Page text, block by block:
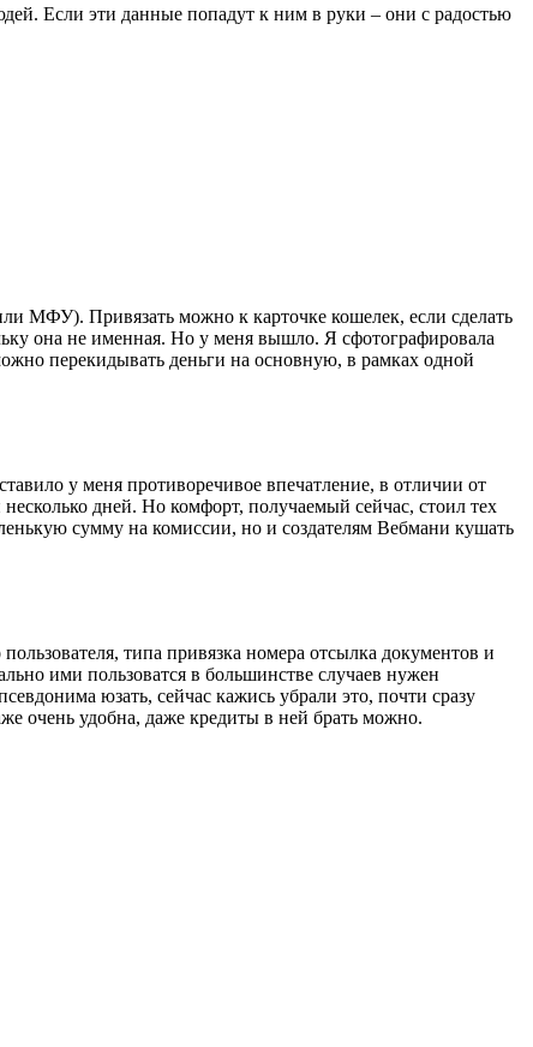
Если эти данные попадут к ним в руки – они с радостью
МФУ). Привязать можно к карточке кошелек, если сделать
она не именная. Но у меня вышло. Я сфотографировала
перекидывать деньги на основную, в рамках одной
у меня противоречивое впечатление, в отличии от
дней. Но комфорт, получаемый сейчас, стоил тех
сумму на комиссии, но и создателям Вебмани кушать
типа привязка номера отсылка документов и
ими пользоватся в большинстве случаев нужен
юзать, сейчас кажись убрали это, почти сразу
очень удобна, даже кредиты в ней брать можно.